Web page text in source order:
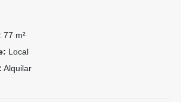
77 m²
Local
Alquilar